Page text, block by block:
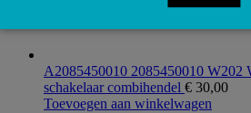
A2085450010 2085450010
schakelaar combihendel € 30,00
Toevoegen aan winkelwagen